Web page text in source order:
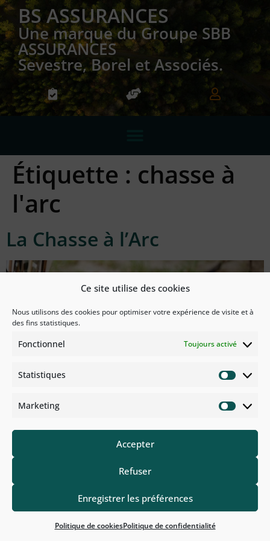
Ce site utilise des cookies
Nous utilisons des cookies pour optimiser votre expérience de visite et à
des fins statistiques.
Fonctionnel Toujours activé
Statistiques
Marketing
Accepter
Refuser
Enregistrer les préférences
Politique de cookiesPolitique de confidentialité
BS ASSURANCES
Une marque du Groupe SBB
ASSURANCES
Sevestre, Borel et Associés.
Étiquette : chasse à
l'arc
La Chasse à l’Arc
Longtemps interdite car assimilée bien à tort à du
braconnage, la chasse à l’arc a (re)gagné depuis 1995 –
année de sa reconnaissance – ses lettres de noblesse.
Cette chasse à tir est silencieuse ; particulièrement
difficile, elle demande une connaissance parfaite du